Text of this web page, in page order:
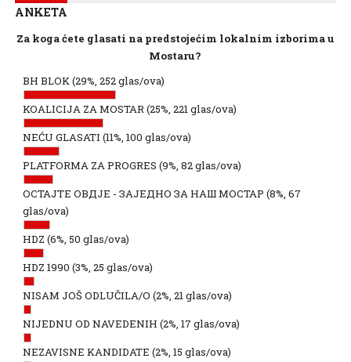
ANKETA
Za koga ćete glasati na predstojećim lokalnim izborima u
Mostaru?
BH BLOK(29%, 252 glas/ova)
KOALICIJA ZA MOSTAR(25%, 221 glas/ova)
NEĆU GLASATI (11%, 100 glas/ova)
PLATFORMA ZA PROGRES (9%, 82 glas/ova)
ОСТАЈТЕ ОВДЈЕ - ЗАЈЕДНО ЗА НАШ МОСТАР (8%, 67
glas/ova)
HDZ (6%, 50 glas/ova)
HDZ 1990 (3%, 25 glas/ova)
NISAM JOŠ ODLUČILA/O (2%, 21 glas/ova)
NIJEDNU OD NAVEDENIH (2%, 17 glas/ova)
NEZAVISNE KANDIDATE (2%, 15 glas/ova)